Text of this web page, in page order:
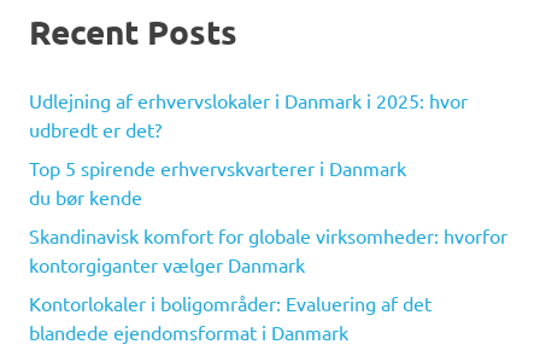
Recent Posts
Udlejning af erhvervslokaler i Danmark i 2025: hvor
udbredt er det?
Top 5 spirende erhvervskvarterer i Danmark
du bør kende
Skandinavisk komfort for globale virksomheder: hvorfor
kontorgiganter vælger Danmark
Kontorlokaler i boligområder: Evaluering af det
blandede ejendomsformat i Danmark